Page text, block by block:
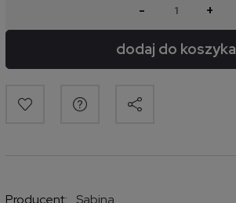
- +
dodaj do koszyka
Producent:
Sabina